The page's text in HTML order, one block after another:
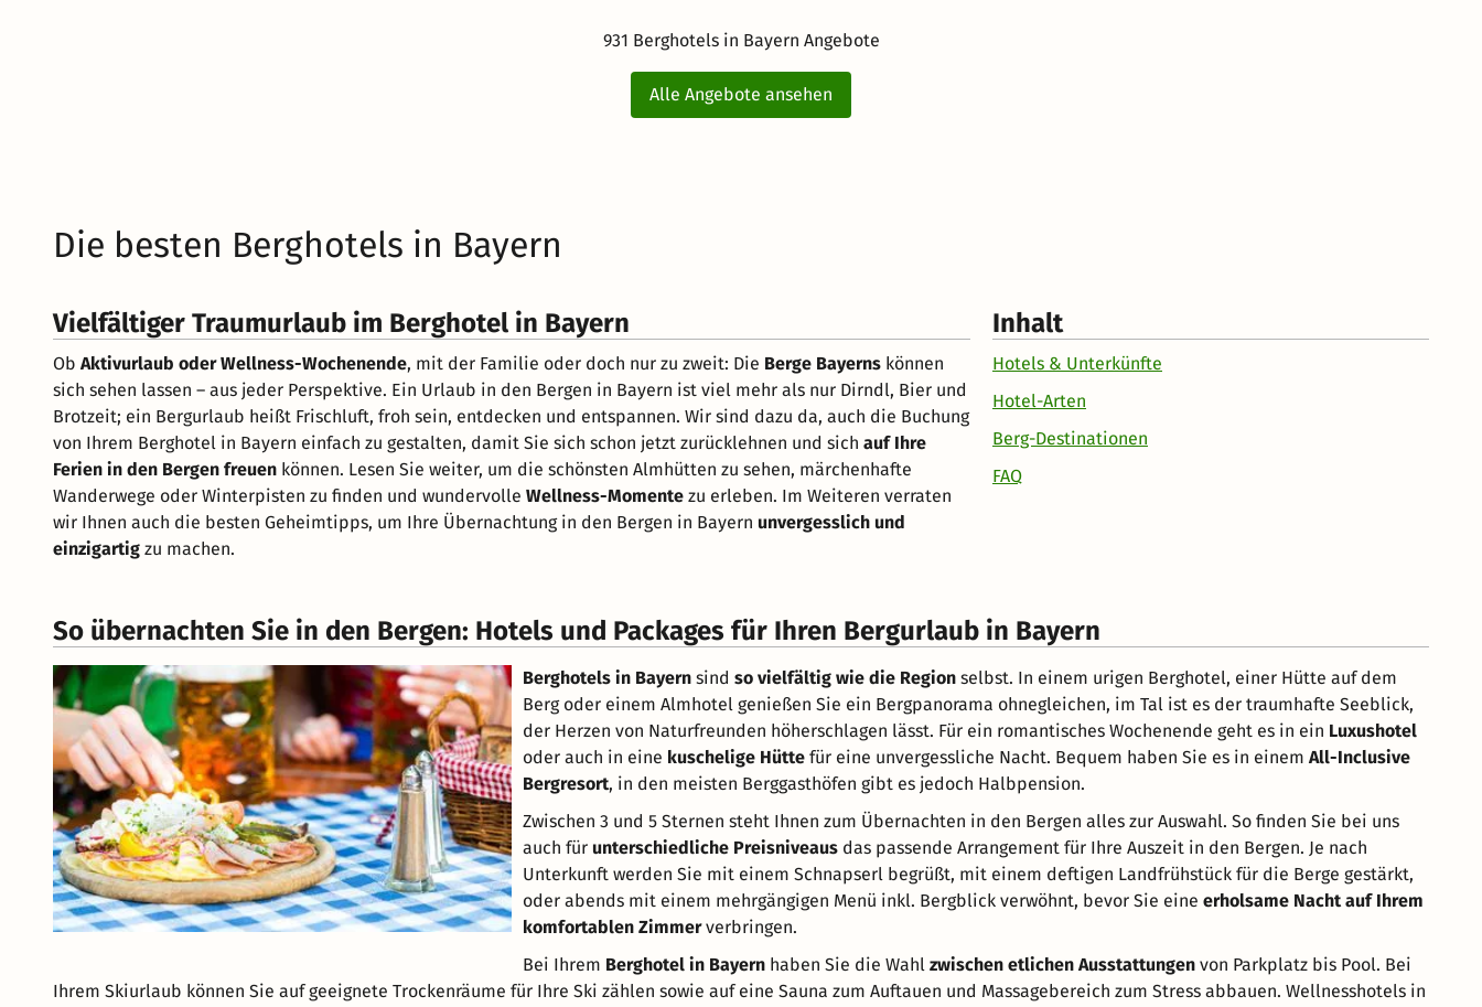
931 Berghotels in Bayern Angebote
Alle Angebote ansehen
Die besten Berghotels in Bayern
Vielfältiger Traumurlaub im Berghotel in Bayern
Ob Aktivurlaub oder Wellness-Wochenende, mit der Familie oder doch nur zu zweit: Die Berge Bayerns können
sich sehen lassen – aus jeder Perspektive. Ein Urlaub in den Bergen in Bayern ist viel mehr als nur Dirndl, Bier und
Brotzeit; ein Bergurlaub heißt Frischluft, froh sein, entdecken und entspannen. Wir sind dazu da, auch die Buchung
von Ihrem Berghotel in Bayern einfach zu gestalten, damit Sie sich schon jetzt zurücklehnen und sich auf Ihre
Ferien in den Bergen freuen können. Lesen Sie weiter, um die schönsten Almhütten zu sehen, märchenhafte
Wanderwege oder Winterpisten zu finden und wundervolle Wellness-Momente zu erleben. Im Weiteren verraten
wir Ihnen auch die besten Geheimtipps, um Ihre Übernachtung in den Bergen in Bayern unvergesslich und
einzigartig zu machen.
Inhalt
Hotels & Unterkünfte
Hotel-Arten
Berg-Destinationen
FAQ
So übernachten Sie in den Bergen: Hotels und Packages für Ihren Bergurlaub in Bayern
Berghotels in Bayern sind so vielfältig wie die Region selbst. In einem urigen Berghotel, einer Hütte auf dem
Berg oder einem Almhotel genießen Sie ein Bergpanorama ohnegleichen, im Tal ist es der traumhafte Seeblick,
der Herzen von Naturfreunden höherschlagen lässt. Für ein romantisches Wochenende geht es in ein Luxushotel
oder auch in eine kuschelige Hütte für eine unvergessliche Nacht. Bequem haben Sie es in einem All-Inclusive
Bergresort, in den meisten Berggasthöfen gibt es jedoch Halbpension.
Zwischen 3 und 5 Sternen steht Ihnen zum Übernachten in den Bergen alles zur Auswahl. So finden Sie bei uns
auch für unterschiedliche Preisniveaus das passende Arrangement für Ihre Auszeit in den Bergen. Je nach
Unterkunft werden Sie mit einem Schnapserl begrüßt, mit einem deftigen Landfrühstück für die Berge gestärkt,
oder abends mit einem mehrgängigen Menü inkl. Bergblick verwöhnt, bevor Sie eine erholsame Nacht auf Ihrem
komfortablen Zimmerverbringen.
Bei Ihrem Berghotel in Bayern haben Sie die Wahl zwischen etlichen Ausstattungen von Parkplatz bis Pool. Bei
Ihrem Skiurlaub können Sie auf geeignete Trockenräume für Ihre Ski zählen sowie auf eine Sauna zum Auftauen und Massagebereich zum Stress abbauen. Wellnesshotels in